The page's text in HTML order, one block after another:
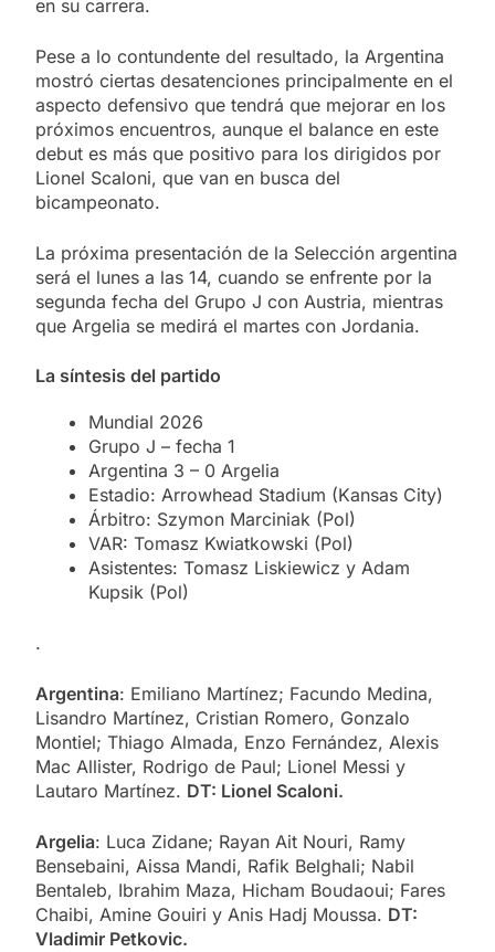
en su carrera.
Pese a lo contundente del resultado, la Argentina
mostró ciertas desatenciones principalmente en el
aspecto defensivo que tendrá que mejorar en los
próximos encuentros, aunque el balance en este
debut es más que positivo para los dirigidos por
Lionel Scaloni, que van en busca del
bicampeonato.
La próxima presentación de la Selección argentina
será el lunes a las 14, cuando se enfrente por la
segunda fecha del Grupo J con Austria, mientras
que Argelia se medirá el martes con Jordania.
La síntesis del partido
Mundial 2026
Grupo J – fecha 1
Argentina 3 – 0 Argelia
Estadio: Arrowhead Stadium (Kansas City)
Árbitro: Szymon Marciniak (Pol)
VAR: Tomasz Kwiatkowski (Pol)
Asistentes: Tomasz Liskiewicz y Adam
Kupsik (Pol)
.
Argentina: Emiliano Martínez; Facundo Medina,
Lisandro Martínez, Cristian Romero, Gonzalo
Montiel; Thiago Almada, Enzo Fernández, Alexis
Mac Allister, Rodrigo de Paul; Lionel Messi y
Lautaro Martínez. DT: Lionel Scaloni.
Argelia: Luca Zidane; Rayan Ait Nouri, Ramy
Bensebaini, Aissa Mandi, Rafik Belghali; Nabil
Bentaleb, Ibrahim Maza, Hicham Boudaoui; Fares
Chaibi, Amine Gouiri y Anis Hadj Moussa. DT:
Vladimir Petkovic.